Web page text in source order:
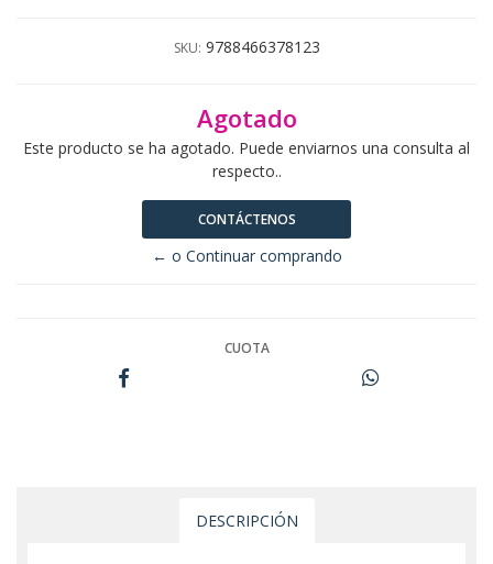
SKU: 9788466378123
Agotado
Este producto se ha agotado. Puede enviarnos una consulta al
respecto..
CONTÁCTENOS
← o Continuar comprando
CUOTA
DESCRIPCIÓN